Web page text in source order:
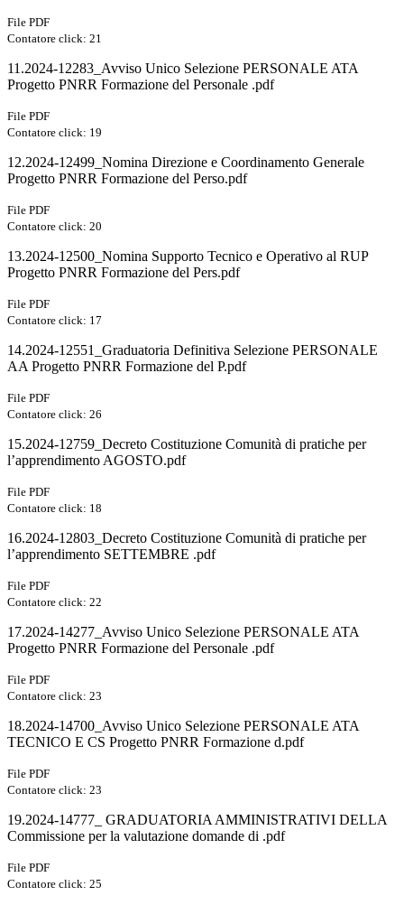
File PDF
Contatore click: 21
11.2024-12283_Avviso Unico Selezione PERSONALE ATA
Progetto PNRR Formazione del Personale .pdf
File PDF
Contatore click: 19
12.2024-12499_Nomina Direzione e Coordinamento Generale
Progetto PNRR Formazione del Perso.pdf
File PDF
Contatore click: 20
13.2024-12500_Nomina Supporto Tecnico e Operativo al RUP
Progetto PNRR Formazione del Pers.pdf
File PDF
Contatore click: 17
14.2024-12551_Graduatoria Definitiva Selezione PERSONALE
AA Progetto PNRR Formazione del P.pdf
File PDF
Contatore click: 26
15.2024-12759_Decreto Costituzione Comunità di pratiche per
l’apprendimento AGOSTO.pdf
File PDF
Contatore click: 18
16.2024-12803_Decreto Costituzione Comunità di pratiche per
l’apprendimento SETTEMBRE .pdf
File PDF
Contatore click: 22
17.2024-14277_Avviso Unico Selezione PERSONALE ATA
Progetto PNRR Formazione del Personale .pdf
File PDF
Contatore click: 23
18.2024-14700_Avviso Unico Selezione PERSONALE ATA
TECNICO E CS Progetto PNRR Formazione d.pdf
File PDF
Contatore click: 23
19.2024-14777_ GRADUATORIA AMMINISTRATIVI DELLA
Commissione per la valutazione domande di .pdf
File PDF
Contatore click: 25